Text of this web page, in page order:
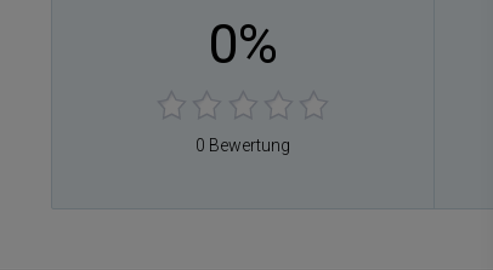
0%
0 Bewertung